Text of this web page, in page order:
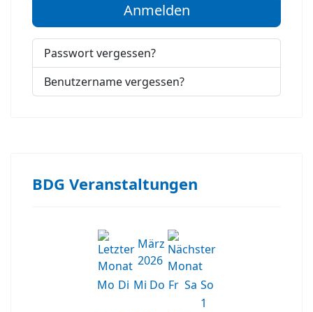
Anmelden
Passwort vergessen?
Benutzername vergessen?
BDG Veranstaltungen
März
2026
Mo Di Mi Do Fr Sa So
1